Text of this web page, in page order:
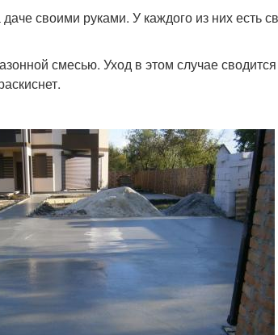
своими руками. У каждого из них есть
смесью. Уход в этом случае